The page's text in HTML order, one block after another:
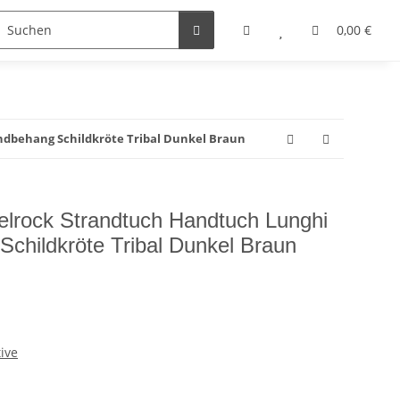
0,00 €
Schildkröte Tribal Dunkel Braun
Strandtuch Handtuch Lunghi
Tribal Dunkel Braun